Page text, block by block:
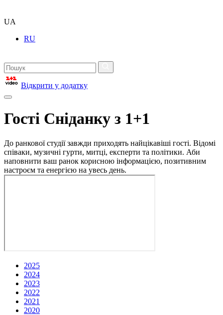
UA
RU
Відкрити у додатку
Гості Сніданку з 1+1
До ранкової студії завжди приходять найцікавіші гості. Відомі
співаки, музичні гурти, митці, експерти та політики. Аби
наповнити ваш ранок корисною інформацією, позитивним
настроєм та енергією на увесь день.
2025
2024
2023
2022
2021
2020